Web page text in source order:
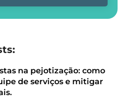
na pejotização: como
de serviços e mitigar